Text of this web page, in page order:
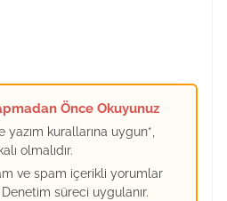
Önce Okuyunuz
yazım kurallarına uygun*,
olmalıdır.
ve spam içerikli yorumlar
süreci uygulanır.